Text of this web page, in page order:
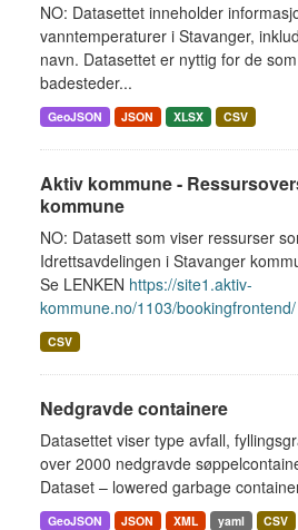
NO: Datasettet inneholder
vanntemperaturer i Stavanger,
navn. Datasettet er nyttig for de
badesteder...
GeoJSON JSON XLSX CSV
Aktiv kommune -
kommune
NO: Datasett som viser ressurser
Idrettsavdelingen i Stavanger
Se LENKEN https://site1.aktiv-
kommune.no/1103/bookingfrontend/
CSV
Nedgravde containere
Datasettet viser type avfall,
over 2000 nedgravde
Dataset – lowered garbage
GeoJSON JSON XML yaml CSV